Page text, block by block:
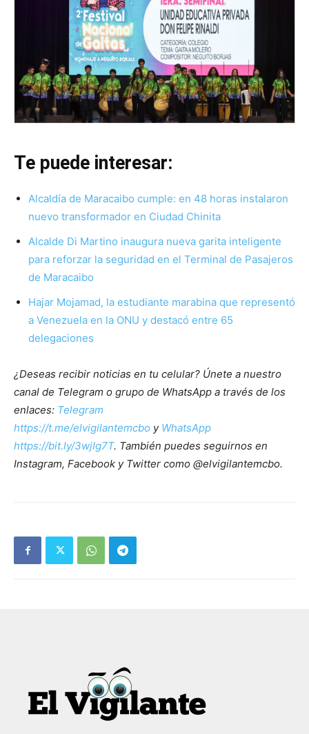
Te puede interesar:
Alcaldía de Maracaibo cumple: en 48 horas instalaron
nuevo transformador en Ciudad Chinita
Alcalde Di Martino inaugura nueva garita inteligente
para reforzar la seguridad en el Terminal de Pasajeros
de Maracaibo
Hajar Mojamad, la estudiante marabina que representó
a Venezuela en la ONU y destacó entre 65
delegaciones
¿Deseas recibir noticias en tu celular? Únete a nuestro
canal de Telegram o grupo de WhatsApp a través de los
enlaces: Telegram
https://t.me/elvigilantemcbo y WhatsApp
https://bit.ly/3wjIg7T. También puedes seguirnos en
Instagram, Facebook y Twitter como @elvigilantemcbo.